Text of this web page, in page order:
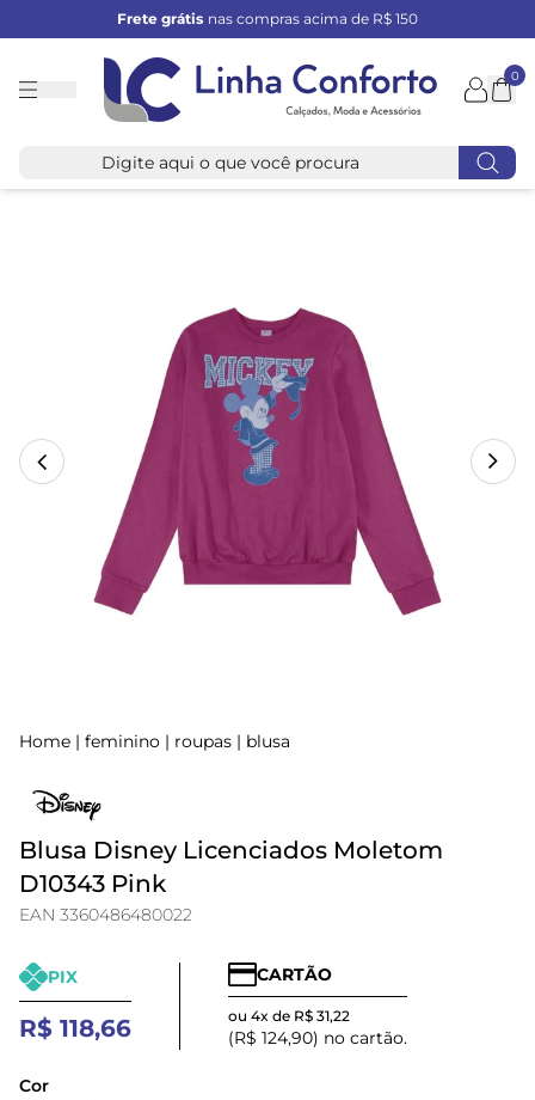
Frete grátis nas compras acima de R$ 150
Linha
0
Home | feminino | roupas | blusa
Blusa Disney Licenciados Moletom
D10343 Pink
EAN 3360486480022
PIX
R$ 118,66
CARTÃO
ou 4x de R$ 31,22
(R$ 124,90) no cartão.
Cor